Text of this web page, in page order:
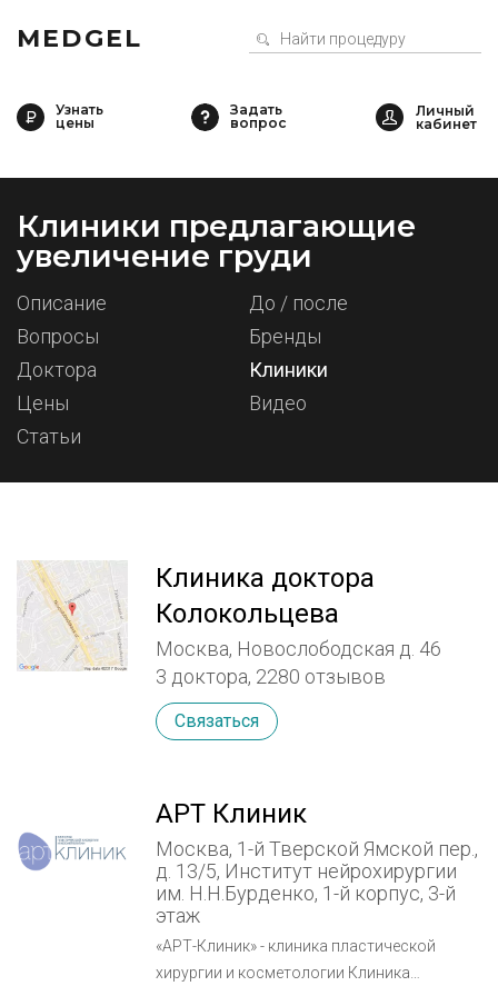
MEDGEL
Узнать
цены
Задать
вопрос
Клиники предлагающие
увеличение груди
Описание
До / после
Вопросы
Бренды
Доктора
Клиники
Цены
Видео
Статьи
Клиника доктора
Колокольцева
Москва, Новослободская д. 46
3 доктора, 2280 отзывов
Связаться
АРТ Клиник
Москва, 1-й Тверской Ямской пер.,
д. 13/5, Институт нейрохирургии
им. Н.Н.Бурденко, 1-й корпус, 3-й
этаж
«АРТ-Клиник» - клиника пластической
хирургии и косметологии Клиника